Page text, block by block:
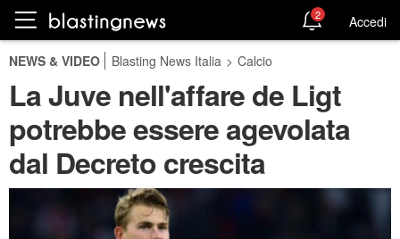
2 Accedi
NEWS & VIDEO Blasting News Italia > Calcio
La Juve nell'affare de Ligt
potrebbe essere agevolata
dal Decreto crescita